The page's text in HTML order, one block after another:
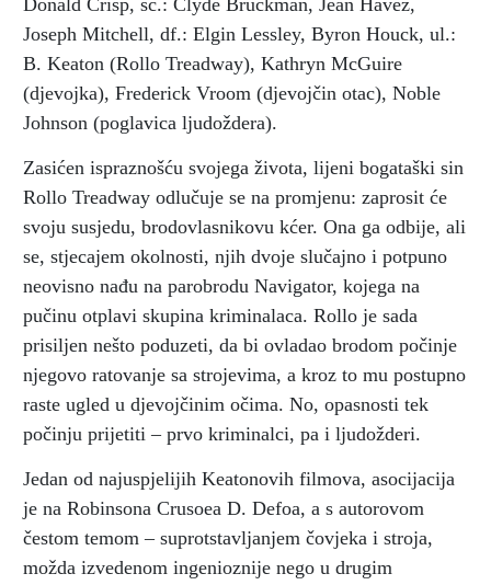
Donald Crisp, sc.: Clyde Bruckman, Jean Havez,
Joseph Mitchell, df.: Elgin Lessley, Byron Houck, ul.:
B. Keaton (Rollo Treadway), Kathryn McGuire
(djevojka), Frederick Vroom (djevojčin otac), Noble
Johnson (poglavica ljudoždera).
Zasićen ispraznošću svojega života, lijeni bogataški sin
Rollo Treadway odlučuje se na promjenu: zaprosit će
svoju susjedu, brodovlasnikovu kćer. Ona ga odbije, ali
se, stjecajem okolnosti, njih dvoje slučajno i potpuno
neovisno nađu na parobrodu Navigator, kojega na
pučinu otplavi skupina kriminalaca. Rollo je sada
prisiljen nešto poduzeti, da bi ovladao brodom počinje
njegovo ratovanje sa strojevima, a kroz to mu postupno
raste ugled u djevojčinim očima. No, opasnosti tek
počinju prijetiti – prvo kriminalci, pa i ljudožderi.
Jedan od najuspjelijih Keatonovih filmova, asocijacija
je na Robinsona Crusoea D. Defoa, a s autorovom
čestom temom – suprotstavljanjem čovjeka i stroja,
možda izvedenom ingenioznije nego u drugim